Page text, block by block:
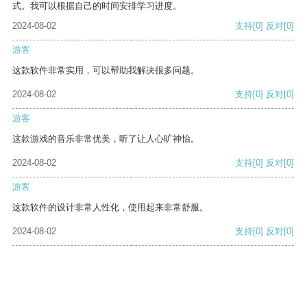
式。我可以根据自己的时间安排学习进度。
2024-08-02
支持[0] 反对[0]
游客
这款软件非常实用，可以帮助我解决很多问题。
2024-08-02 支持[0] 反对[0]
游客
这款游戏的音乐非常优美，听了让人心旷神怡。
2024-08-02 支持[0] 反对[0]
游客
这款软件的设计非常人性化，使用起来非常舒服。
2024-08-02 支持[0] 反对[0]